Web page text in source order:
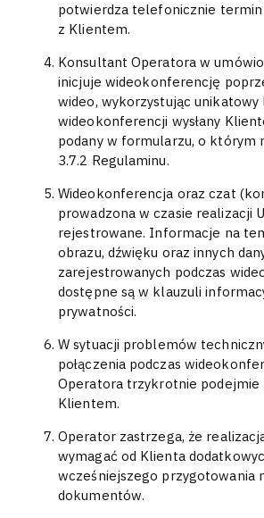
potwierdza telefonicznie
z Klientem.
Konsultant Operatora w
inicjuje wideokonferencję
wideo, wykorzystując unikatowy
wideokonferencji wysłany
podany w formularzu, o którym
3.7.2 Regulaminu.
Wideokonferencja oraz czat
prowadzona w czasie realizacji
rejestrowane. Informacje na
obrazu, dźwięku oraz innych
zarejestrowanych podczas
dostępne są w klauzuli
prywatności.
W sytuacji problemów
połączenia podczas
Operatora trzykrotnie podejmie
Klientem.
Operator zastrzega, że
wymagać od Klienta
wcześniejszego przygotowania
dokumentów.